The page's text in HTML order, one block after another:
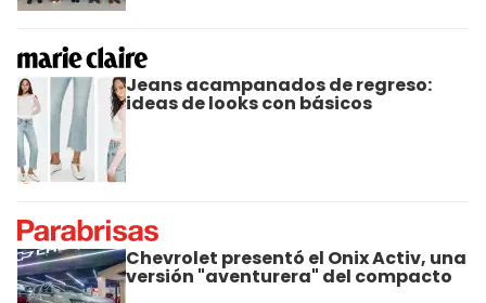
Jeans acampanados de regreso:
ideas de looks con básicos
Chevrolet presentó el Onix Activ, una
versión "aventurera" del compacto